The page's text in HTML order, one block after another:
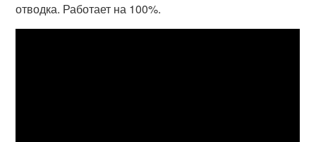
отводка. Работает на 100%.